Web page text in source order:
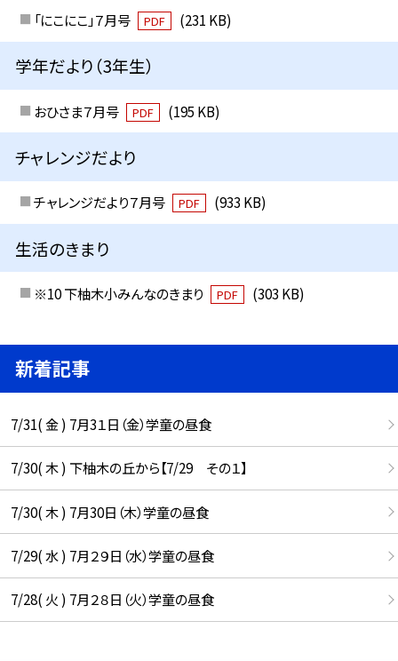
「にこにこ」７月号
PDF (231 KB)
学年だより（3年生）
おひさま７月号 PDF (195 KB)
チャレンジだより
チャレンジだより７月号 PDF (933 KB)
生活のきまり
※10 下柚木小みんなのきまり PDF (303 KB)
新着記事
7/31( 金 ) 7月3１日（金）学童の昼食
7/30( 木 ) 下柚木の丘から【7/29 その１】
7/30( 木 ) 7月30日（木）学童の昼食
7/29( 水 ) 7月２９日（水）学童の昼食
7/28( 火 ) 7月２８日（火）学童の昼食